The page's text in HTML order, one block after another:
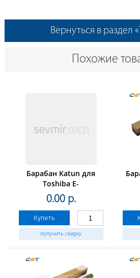
Вернуться в раздел
Похожие
Барабан Katun для
Toshiba E-
Studio16/20/25/160/163/165/166/167
(OD-1600)
0.00 р.
Купить
получить скидку